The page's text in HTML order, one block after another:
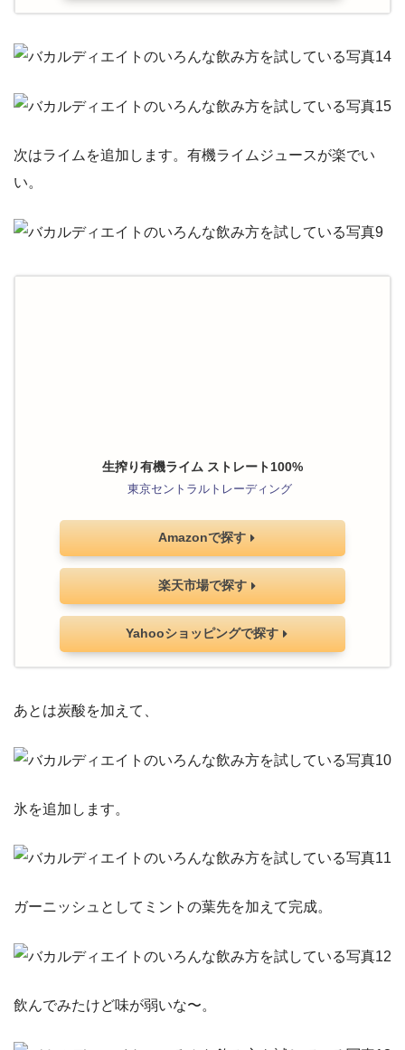
次はライムを追加します。有機ライムジュースが楽でい
い。
生搾り有機ライム ストレート100%
東京セントラルトレーディング
Amazonで探す
楽天市場で探す
Yahooショッピングで探す
あとは炭酸を加えて、
氷を追加します。
ガーニッシュとしてミントの葉先を加えて完成。
飲んでみたけど味が弱いな〜。